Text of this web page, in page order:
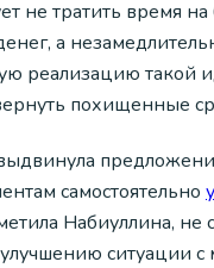
не тратить время
а
реализацию такой
похищенные
самостоятельно
Набиуллина, не
ситуации